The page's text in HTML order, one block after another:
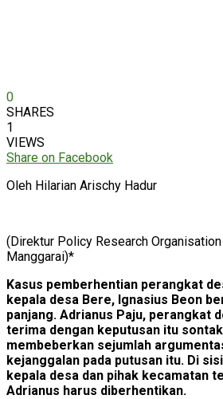
0
SHARES
1
VIEWS
Share on Facebook
Oleh Hilarian Arischy Hadur
(Direktur Policy Research
Manggarai)*
Kasus pemberhentian perangkat
kepala desa Bere, Ignasius Beon
panjang. Adrianus Paju, perangkat
terima dengan keputusan itu
membeberkan sejumlah
kejanggalan pada putusan itu. Di
kepala desa dan pihak kecamatan
Adrianus harus diberhentikan.